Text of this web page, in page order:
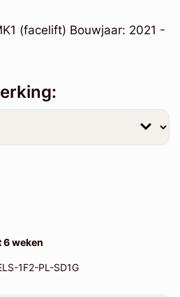
(facelift) Bouwjaar: 2021 -
6 weken
1F2-PL-SD1G